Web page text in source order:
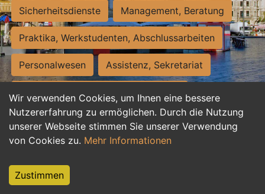
Wir verwenden Cookies, um Ihnen eine bessere
Nutzererfahrung zu ermöglichen. Durch die Nutzung
unserer Webseite stimmen Sie unserer Verwendung
von Cookies zu. Mehr Informationen
Zustimmen
Sicherheitsdienste Management, Beratung
Praktika, Werkstudenten, Abschlussarbeiten
Personalwesen Assistenz, Sekretariat
Hilfskräfte, Aushilfs- und Nebenjobs
Einkauf, Logistik, Materialwirtschaft
Weiterbildung, Studium, duale Ausbildung
Tourismus